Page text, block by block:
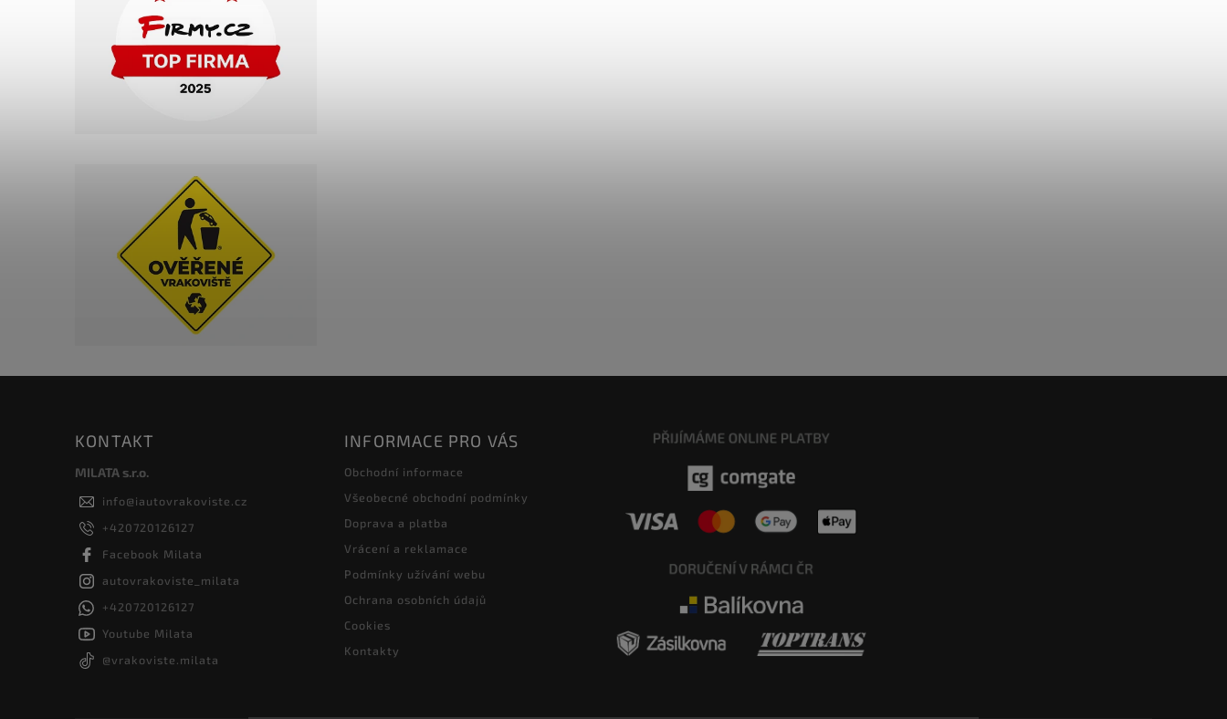
KONTAKT
MILATA s.r.o.
info@iautovrakoviste.cz
+420720126127
Facebook Milata
autovrakoviste_milata
+420720126127
Youtube Milata
@vrakoviste.milata
INFORMACE PRO VÁS
Obchodní informace
Všeobecné obchodní podmínky
Doprava a platba
Vrácení a reklamace
Podmínky užívání webu
Ochrana osobních údajů
Cookies
Kontakty